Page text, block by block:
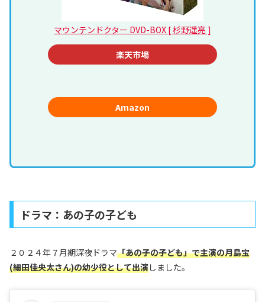
マウンテンドクター DVD-BOX [ 杉野遥亮 ]
楽天市場
Amazon
ドラマ：あの子の子ども
２０２４年７月期深夜ドラマ「あの子の子ども」で主演の月島宝
(細田佳央太さん)の幼少役として出演しました。